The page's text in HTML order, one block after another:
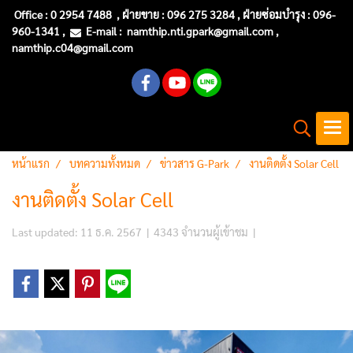
Office :0 2954 7488 , ฝ่ายขาย : 096 275 3284 , ฝ่ายซ่อมบำรุง :096-
960-1341 , E-mail : namthip.nti.gpark@gmail.com ,
namthip.c04@gmail.com
หน้าแรก บทความทั้งหมด ข่าวสาร G-Park งานติดตั้ง Solar Cell
งานติดตั้ง Solar Cell
Last updated: 11 ธ.ค. 2567 | 4343 จำนวนผู้เข้าชม |